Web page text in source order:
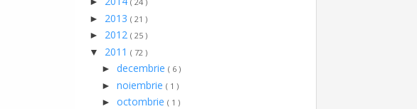
► 2013 ( 21 )
► 2012 ( 25 )
▼ 2011 ( 72 )
► decembrie ( 6 )
► noiembrie ( 1 )
► octombrie ( 1 )